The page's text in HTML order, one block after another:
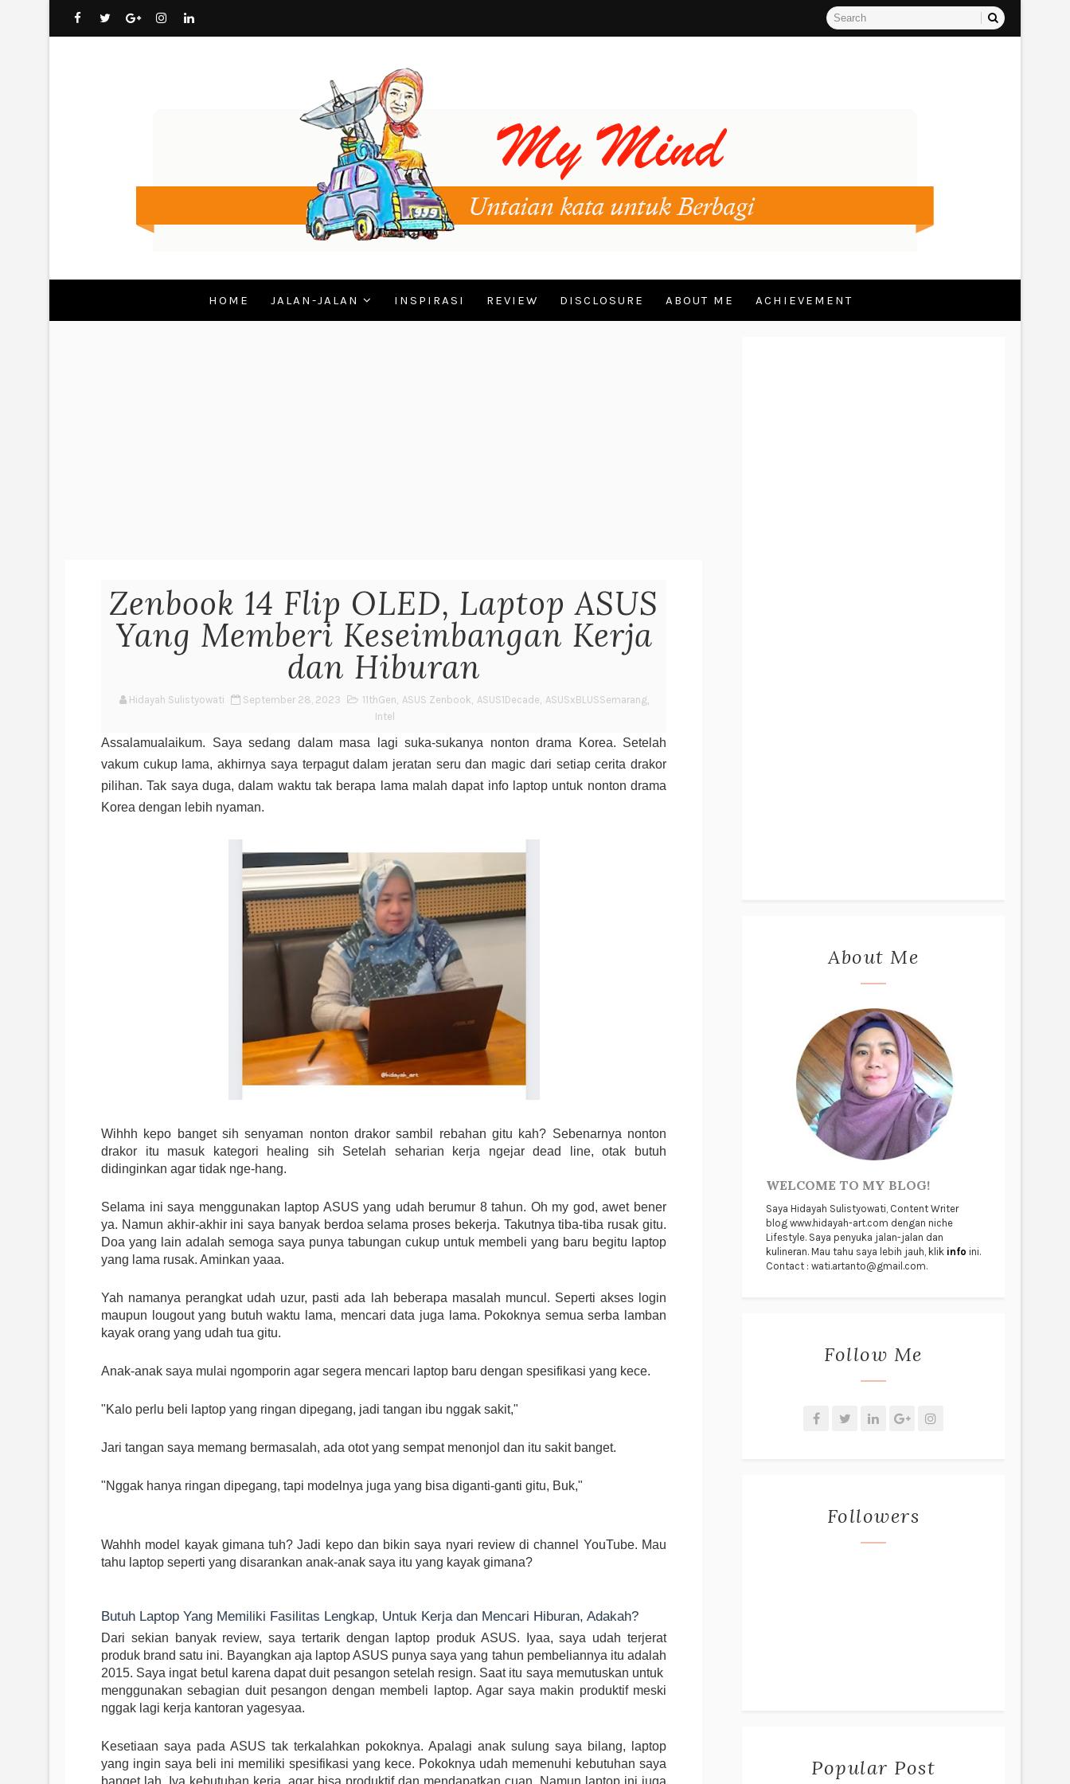
HOME JALAN-JALAN INSPIRASI REVIEW DISCLOSURE ABOUT ME ACHIEVEMENT
Zenbook 14 Flip OLED, Laptop ASUS
Yang Memberi Keseimbangan Kerja
dan Hiburan
Hidayah Sulistyowati September 28, 2023 11thGen, ASUS Zenbook, ASUS1Decade, ASUSxBLUSSemarang,
Intel
Assalamualaikum. Saya sedang dalam masa lagi suka-sukanya nonton drama Korea. Setelah
vakum cukup lama, akhirnya saya terpagut dalam jeratan seru dan magic dari setiap cerita drakor
pilihan. Tak saya duga, dalam waktu tak berapa lama malah dapat info laptop untuk nonton drama
Korea dengan lebih nyaman.
Wihhh kepo banget sih senyaman nonton drakor sambil rebahan gitu kah? Sebenarnya nonton
drakor itu masuk kategori healing sih Setelah seharian kerja ngejar dead line, otak butuh
didinginkan agar tidak nge-hang.
Selama ini saya menggunakan laptop ASUS yang udah berumur 8 tahun. Oh my god, awet bener
ya. Namun akhir-akhir ini saya banyak berdoa selama proses bekerja. Takutnya tiba-tiba rusak gitu.
Doa yang lain adalah semoga saya punya tabungan cukup untuk membeli yang baru begitu laptop
yang lama rusak. Aminkan yaaa.
Yah namanya perangkat udah uzur, pasti ada lah beberapa masalah muncul. Seperti akses login
maupun lougout yang butuh waktu lama, mencari data juga lama. Pokoknya semua serba lamban
kayak orang yang udah tua gitu.
Anak-anak saya mulai ngomporin agar segera mencari laptop baru dengan spesifikasi yang kece.
"Kalo perlu beli laptop yang ringan dipegang, jadi tangan ibu nggak sakit,"
Jari tangan saya memang bermasalah, ada otot yang sempat menonjol dan itu sakit banget.
"Nggak hanya ringan dipegang, tapi modelnya juga yang bisa diganti-ganti gitu, Buk,"
Wahhh model kayak gimana tuh? Jadi kepo dan bikin saya nyari review di channel YouTube. Mau
tahu laptop seperti yang disarankan anak-anak saya itu yang kayak gimana?
Butuh Laptop Yang Memiliki Fasilitas Lengkap, Untuk Kerja dan Mencari Hiburan, Adakah?
Dari sekian banyak review, saya tertarik dengan laptop produk ASUS. Iyaa, saya udah terjerat
produk brand satu ini. Bayangkan aja laptop ASUS punya saya yang tahun pembeliannya itu adalah
2015. Saya ingat betul karena dapat duit pesangon setelah resign. Saat itu saya memutuskan untuk
menggunakan sebagian duit pesangon dengan membeli laptop. Agar saya makin produktif meski
nggak lagi kerja kantoran yagesyaa.
Kesetiaan saya pada ASUS tak terkalahkan pokoknya. Apalagi anak sulung saya bilang, laptop
yang ingin saya beli ini memiliki spesifikasi yang kece. Pokoknya udah memenuhi kebutuhan saya
banget lah. Iya kebutuhan kerja, agar bisa produktif dan mendapatkan cuan. Namun laptop ini juga
About Me
WELCOME TO MY BLOG!
Saya Hidayah Sulistyowati, Content Writer
blog www.hidayah-art.com dengan niche
Lifestyle. Saya penyuka jalan-jalan dan
kulineran. Mau tahu saya lebih jauh, klik info ini.
Contact : wati.artanto@gmail.com.
Follow Me
Followers
Popular Post